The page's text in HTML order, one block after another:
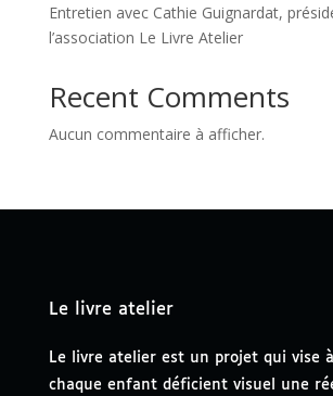
Entretien avec Cathie Guignardat,
l’association Le Livre Atelier
Recent Comments
Aucun commentaire à afficher.
Le livre atelier
Le livre atelier est un projet qui vise
chaque enfant déficient visuel une